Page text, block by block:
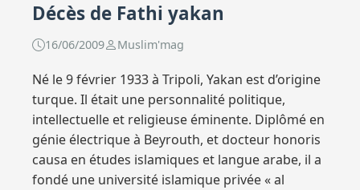
Décès de Fathi yakan
16/06/2009 Muslim'mag
Né le 9 février 1933 à Tripoli, Yakan est d’origine
turque. Il était une personnalité politique,
intellectuelle et religieuse éminente. Diplômé en
génie électrique à Beyrouth, et docteur honoris
causa en études islamiques et langue arabe, il a
fondé une université islamique privée « al